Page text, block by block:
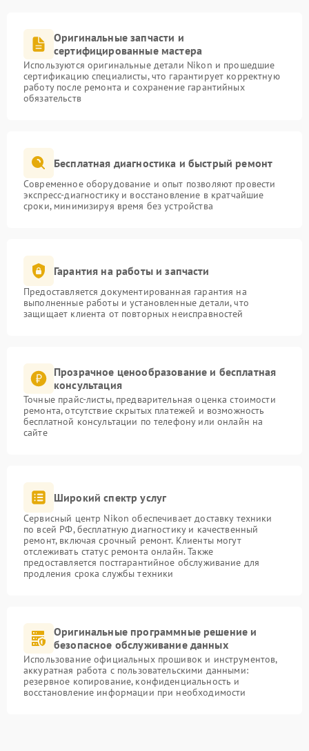
Оригинальные запчасти и
сертифицированные мастера
Используются оригинальные детали Nikon и прошедшие
сертификацию специалисты, что гарантирует корректную
работу после ремонта и сохранение гарантийных
обязательств
Бесплатная диагностика и быстрый ремонт
Современное оборудование и опыт позволяют провести
экспресс-диагностику и восстановление в кратчайшие
сроки, минимизируя время без устройства
Гарантия на работы и запчасти
Предоставляется документированная гарантия на
выполненные работы и установленные детали, что
защищает клиента от повторных неисправностей
Прозрачное ценообразование и бесплатная
консультация
Точные прайс-листы, предварительная оценка стоимости
ремонта, отсутствие скрытых платежей и возможность
бесплатной консультации по телефону или онлайн на
сайте
Широкий спектр услуг
Сервисный центр Nikon обеспечивает доставку техники
по всей РФ, бесплатную диагностику и качественный
ремонт, включая срочный ремонт. Клиенты могут
отслеживать статус ремонта онлайн. Также
предоставляется постгарантийное обслуживание для
продления срока службы техники
Оригинальные программные решение и
безопасное обслуживание данных
Использование официальных прошивок и инструментов,
аккуратная работа с пользовательскими данными:
резервное копирование, конфиденциальность и
восстановление информации при необходимости